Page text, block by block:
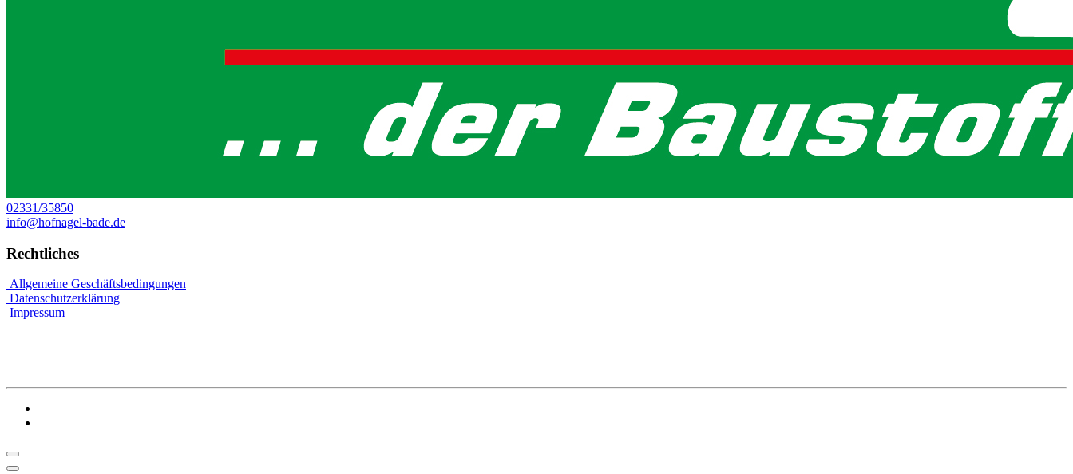
02331/35850
info@hofnagel-bade.de
Rechtliches
Allgemeine Geschäftsbedingungen
Datenschutzerklärung
Impressum